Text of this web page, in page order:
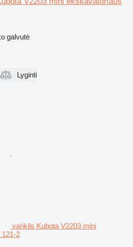
galvutė
Lyginti
variklis Kubota V2203 mini
2